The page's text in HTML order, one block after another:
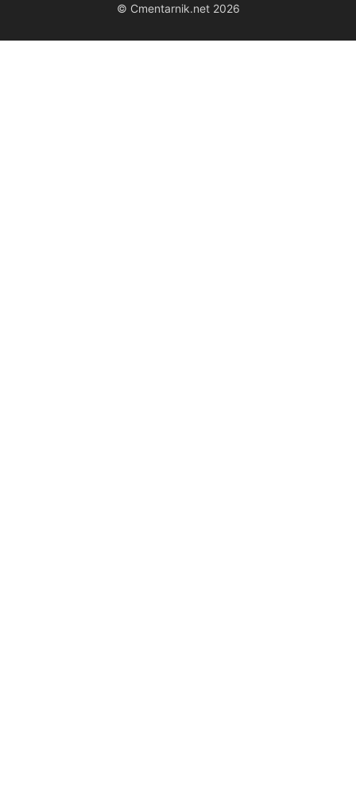
© Cmentarnik.net 2026